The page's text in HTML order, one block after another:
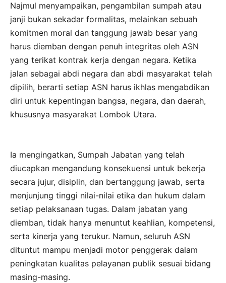
Najmul menyampaikan, pengambilan sumpah atau
janji bukan sekadar formalitas, melainkan sebuah
komitmen moral dan tanggung jawab besar yang
harus diemban dengan penuh integritas oleh ASN
yang terikat kontrak kerja dengan negara. Ketika
jalan sebagai abdi negara dan abdi masyarakat telah
dipilih, berarti setiap ASN harus ikhlas mengabdikan
diri untuk kepentingan bangsa, negara, dan daerah,
khususnya masyarakat Lombok Utara.
Ia mengingatkan, Sumpah Jabatan yang telah
diucapkan mengandung konsekuensi untuk bekerja
secara jujur, disiplin, dan bertanggung jawab, serta
menjunjung tinggi nilai-nilai etika dan hukum dalam
setiap pelaksanaan tugas. Dalam jabatan yang
diemban, tidak hanya menuntut keahlian, kompetensi,
serta kinerja yang terukur. Namun, seluruh ASN
dituntut mampu menjadi motor penggerak dalam
peningkatan kualitas pelayanan publik sesuai bidang
masing-masing.